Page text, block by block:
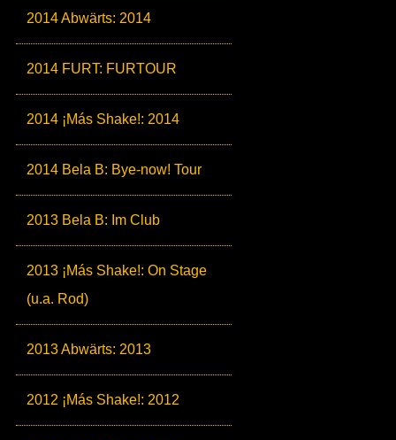
2014 Abwärts: 2014
2014 FURT: FURTOUR
2014 ¡Más Shake!: 2014
2014 Bela B: Bye-now! Tour
2013 Bela B: Im Club
2013 ¡Más Shake!: On Stage
(u.a. Rod)
2013 Abwärts: 2013
2012 ¡Más Shake!: 2012